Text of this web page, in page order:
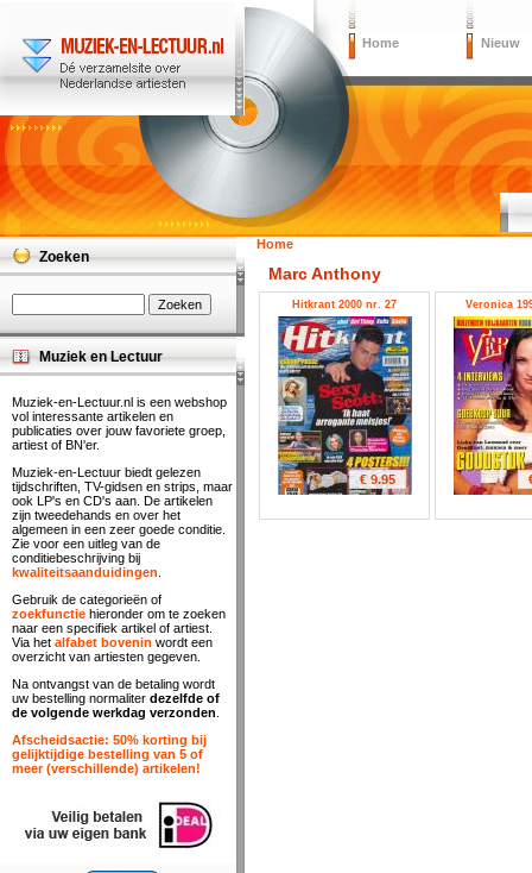
Home Nieuw
Home
Marc Anthony
Hitkrant 2000 nr. 27
€ 9.95
Veronica
Zoeken
Muziek en Lectuur
Muziek-en-Lectuur.nl is een webshop
vol interessante artikelen en
publicaties over jouw favoriete groep,
artiest of BN'er.
Muziek-en-Lectuur biedt gelezen
tijdschriften, TV-gidsen en strips, maar
ook LP's en CD's aan. De artikelen
zijn tweedehands en over het
algemeen in een zeer goede conditie.
Zie voor een uitleg van de
conditiebeschrijving bij
kwaliteitsaanduidingen
Gebruik de categorieën of
zoekfunctie hieronder om te zoeken
naar een specifiek artikel of artiest.
Via het alfabet bovenin wordt een
overzicht van artiesten gegeven.
Na ontvangst van de betaling wordt
uw bestelling normaliter dezelfde of
de volgende werkdag verzonden
Afscheidsactie: 50% korting bij
gelijktijdige bestelling van 5 of
meer (verschillende) artikelen!